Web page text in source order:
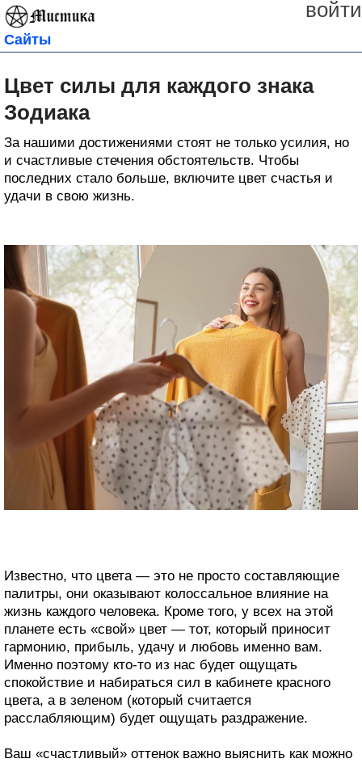
войти
Сайты
Цвет силы для каждого знака
Зодиака
За нашими достижениями стоят не только усилия, но
и счастливые стечения обстоятельств. Чтобы
последних стало больше, включите цвет счастья и
удачи в свою жизнь.
Известно, что цвета — это не просто составляющие
палитры, они оказывают колоссальное влияние на
жизнь каждого человека. Кроме того, у всех на этой
планете есть «свой» цвет — тот, который приносит
гармонию, прибыль, удачу и любовь именно вам.
Именно поэтому кто-то из нас будет ощущать
спокойствие и набираться сил в кабинете красного
цвета, а в зеленом (который считается
расслабляющим) будет ощущать раздражение.
Ваш «счастливый» оттенок важно выяснить как можно